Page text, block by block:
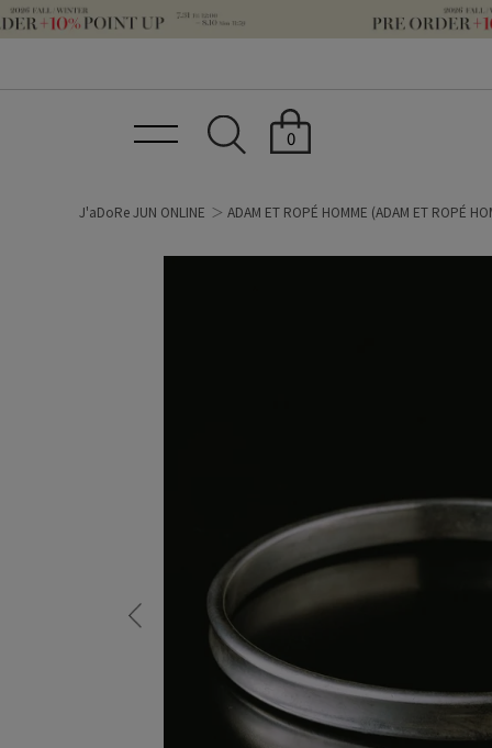
0
J'aDoRe JUN ONLINE ADAM ET ROPÉ HOMME (ADAM ET ROPÉ